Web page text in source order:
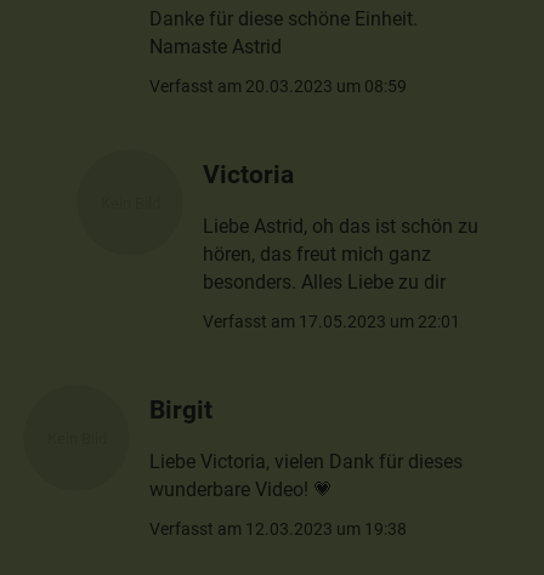
Danke für diese schöne Einheit.
Namaste Astrid
Verfasst am 20.03.2023 um 08:59
Victoria
Liebe Astrid, oh das ist schön zu
hören, das freut mich ganz
besonders. Alles Liebe zu dir
Verfasst am 17.05.2023 um 22:01
Birgit
Liebe Victoria, vielen Dank für dieses
wunderbare Video! 💗
Verfasst am 12.03.2023 um 19:38